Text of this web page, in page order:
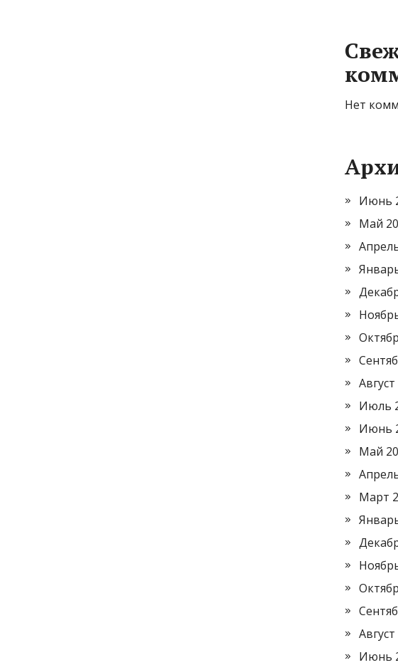
Нет
Июнь
Май
Июль
Июнь
Май
Март
Июнь